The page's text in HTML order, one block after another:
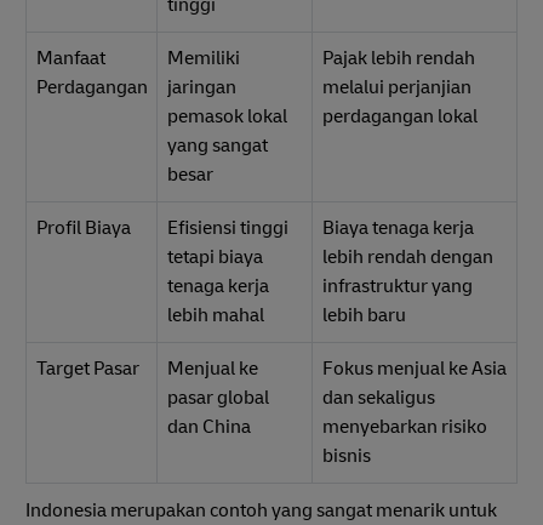
tinggi
Manfaat
Perdagangan
Memiliki
jaringan
pemasok lokal
yang sangat
besar
Pajak lebih rendah
melalui perjanjian
perdagangan lokal
Profil Biaya
Efisiensi tinggi
tetapi biaya
tenaga kerja
lebih mahal
Biaya tenaga kerja
lebih rendah dengan
infrastruktur yang
lebih baru
Target Pasar
Menjual ke
pasar global
dan China
Fokus menjual ke Asia
dan sekaligus
menyebarkan risiko
bisnis
Indonesia merupakan contoh yang sangat menarik untuk